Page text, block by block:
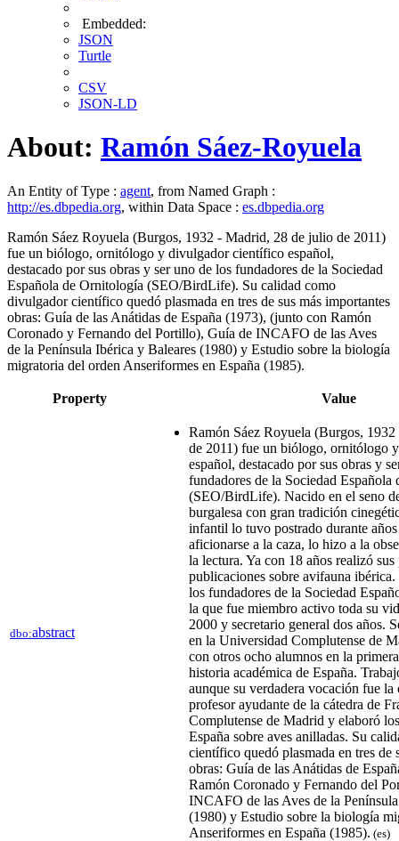
Embedded:
JSON
Turtle
CSV
JSON-LD
About: Ramón Sáez-Royuela
An Entity of Type : agent, from Named Graph :
http://es.dbpedia.org, within Data Space : es.dbpedia.org
Ramón Sáez Royuela (Burgos, 1932 - Madrid, 28 de julio de 2011)​
fue un biólogo, ornitólogo y divulgador científico español,
destacado por sus obras y ser uno de los fundadores de la Sociedad
Española de Ornitología (SEO/BirdLife).​​ Su calidad como
divulgador científico quedó plasmada en tres de sus más importantes
obras: Guía de las Anátidas de España (1973), (junto con Ramón
Coronado y Fernando del Portillo), Guía de INCAFO de las Aves
de la Península Ibérica y Baleares (1980) y Estudio sobre la biología
migratoria del orden Anseriformes en España (1985).
Property Value
dbo:abstract
Ramón Sáez Royuela (Burgos,
de 2011)​ fue un biólogo, ornitólogo
español, destacado por sus obras y
fundadores de la Sociedad Española
(SEO/BirdLife).​​ Nacido en el seno
burgalesa con gran tradición
infantil lo tuvo postrado durante
aficionarse a la caza, lo hizo a la
la lectura. Ya con 18 años realizó sus
publicaciones sobre avifauna
los fundadores de la Sociedad
la que fue miembro activo toda su
2000 y secretario general dos años.
en la Universidad Complutense de
con otros ocho alumnos en la
historia académica de España.
aunque su verdadera vocación fue
profesor ayudante de la cátedra de
Complutense de Madrid y elaboró
España sobre aves anilladas. Su
científico quedó plasmada en tres de
obras: Guía de las Anátidas de
Ramón Coronado y Fernando del
INCAFO de las Aves de la
(1980) y Estudio sobre la biología
Anseriformes en España (1985). (es)